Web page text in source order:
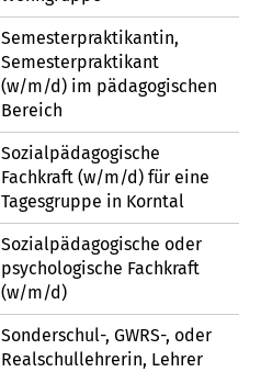
Semesterpraktikantin,
Semesterpraktikant
(w/m/d) im pädagogischen
Bereich
Sozialpädagogische
Fachkraft (w/m/d) für eine
Tagesgruppe in Korntal
Sozialpädagogische oder
psychologische Fachkraft
(w/m/d)
Sonderschul-, GWRS-, oder
Realschullehrerin, Lehrer